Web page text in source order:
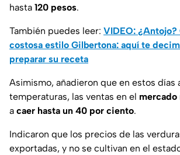
hasta 120 pesos.
También puedes leer: VIDEO:
costosa estilo Gilbertona: aquí te
preparar su receta
Asimismo, añadieron que en estos días
temperaturas, las ventas en el
a caer hasta un 40 por ciento.
Indicaron que los precios de las
exportadas, y no se cultivan en el